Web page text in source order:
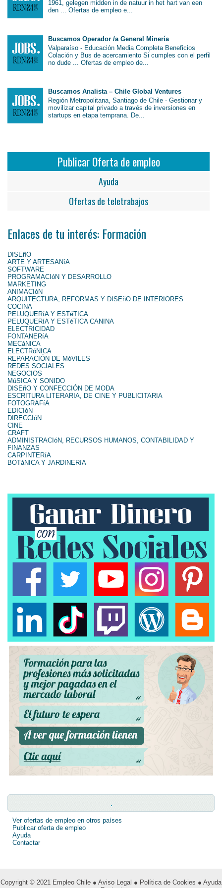
1961, gelegen midden in de natuur in het hart van een
den ... Ofertas de empleo e...
Buscamos Operador /a General Minería
Valparaíso - Educación Media Completa Beneficios
Colación y Bus de acercamiento Si cumples con el perfil
no dude ... Ofertas de empleo de...
Buscamos Analista – Chile Global Ventures
Región Metropolitana, Santiago de Chile - Gestionar y
movilizar capital privado a través de inversiones en
startups en etapa temprana. De...
Publicar Oferta de empleo
Ayuda
Ofertas de teletrabajos
Enlaces de tu interés: Formación
DISEñO
ARTE Y ARTESANíA
SOFTWARE
PROGRAMACIóN Y DESARROLLO
MARKETING
ANIMACIóN
ARQUITECTURA, REFORMAS Y DISEñO DE INTERIORES
COCINA
PELUQUERíA Y ESTéTICA
PELUQUERíA Y ESTéTICA CANINA
ELECTRICIDAD
FONTANERíA
MECáNICA
ELECTRóNICA
REPARACIÓN DE MóVILES
REDES SOCIALES
NEGOCIOS
MúSICA Y SONIDO
DISEñO Y CONFECCIÓN DE MODA
ESCRITURA LITERARIA, DE CINE Y PUBLICITARIA
FOTOGRAFíA
EDICIóN
DIRECCIóN
CINE
CRAFT
ADMINISTRACIóN, RECURSOS HUMANOS, CONTABILIDAD Y
FINANZAS
CARPINTERíA
BOTáNICA Y JARDINERíA
.
Ver ofertas de empleo en otros países
Publicar oferta de empleo
Ayuda
Contactar
Copyright © 2021 Empleo Chile ● Aviso Legal ● Política de Cookies ● Ayuda